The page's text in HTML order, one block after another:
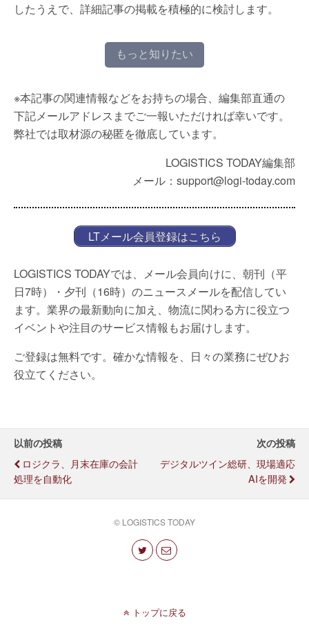
したうえで、詳細記事の掲載を積極的に検討します。
もっと知りたい
※本記事の関連情報などをお持ちの場合、編集部直通の
下記メールアドレスまでご一報いただければ幸いです。
弊社では取材源の秘匿を徹底しています。
LOGISTICS TODAY編集部
メール：support@logi-today.com
LTメール会員登録はこちら
LOGISTICS TODAYでは、メール会員向けに、朝刊（平
日7時）・夕刊（16時）のニュースメールを配信してい
ます。業界の最新動向に加え、物流に関わる方に役立つ
イベントや注目のサービス情報もお届けします。
ご登録は無料です。確かな情報を、日々の業務にぜひお
役立てください。
以前の投稿
ロジクラ、月末在庫の会計
処理を自動化
次の投稿
デジタルツイン総研、現場適応
AIを開発
© LOGISTICS TODAY
トップに戻る